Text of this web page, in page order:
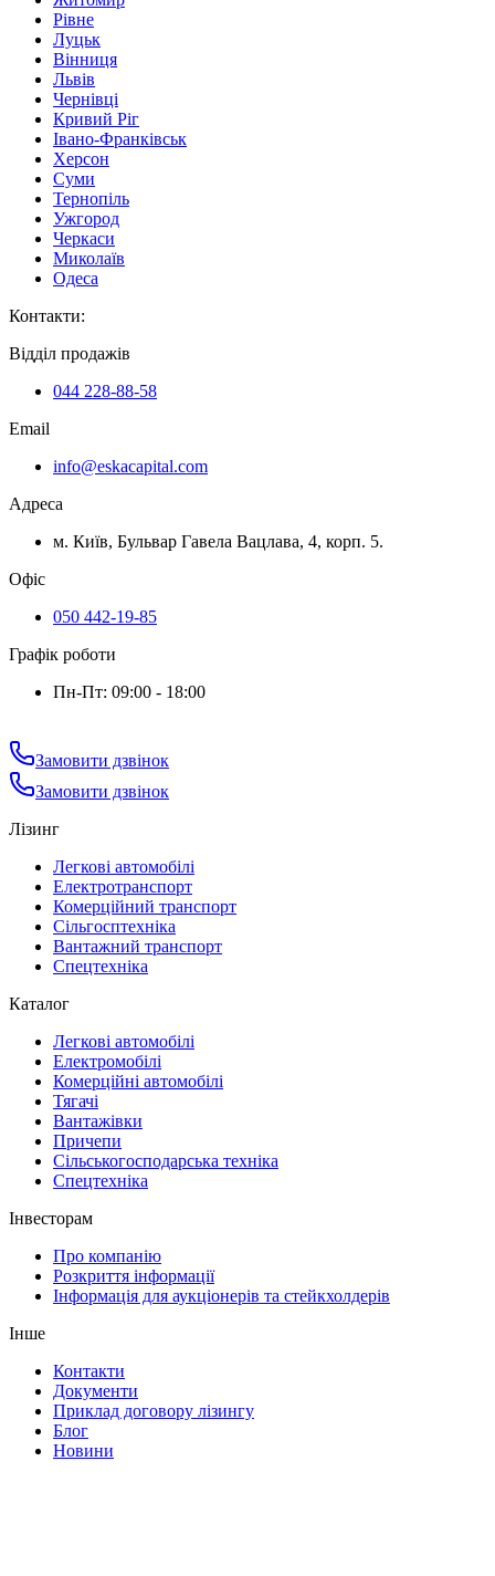
Рівне
Луцьк
Вінниця
Львів
Чернівці
Кривий Ріг
Івано-Франківськ
Херсон
Суми
Тернопіль
Ужгород
Черкаси
Миколаїв
Одеса
Контакти:
Відділ продажів
044 228-88-58
Email
info@eskacapital.com
Адреса
м. Київ, Бульвар Гавела Вацлава, 4, корп. 5.
Офіс
050 442-19-85
Графік роботи
Пн-Пт: 09:00 - 18:00
Замовити дзвінок
Замовити дзвінок
Лізинг
Легкові автомобілі
Електротранспорт
Комерційний транспорт
Сільгосптехніка
Вантажний транспорт
Спецтехніка
Каталог
Легкові автомобілі
Електромобілі
Комерційні автомобілі
Тягачі
Вантажівки
Причепи
Сільськогосподарська техніка
Спецтехніка
Інвесторам
Про компанію
Розкриття інформації
Інформація для аукціонерів та стейкхолдерів
Інше
Контакти
Документи
Приклад договору лізингу
Блог
Новини